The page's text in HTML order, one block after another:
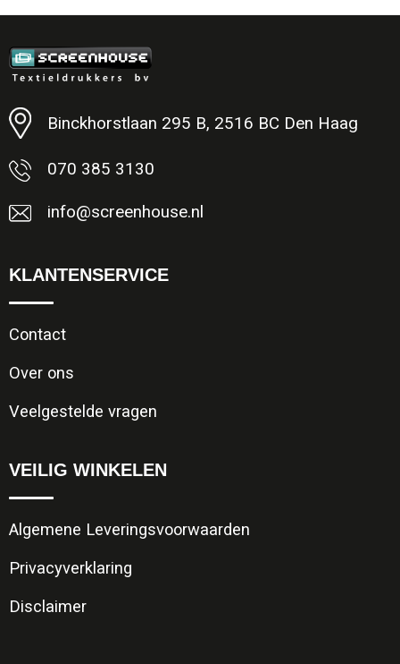
Minimale afname: 1
Binckhorstlaan 295 B, 2516 BC Den Haag
070 385 3130
info@screenhouse.nl
KLANTENSERVICE
Contact
Over ons
Veelgestelde vragen
VEILIG WINKELEN
Algemene Leveringsvoorwaarden
Privacyverklaring
Disclaimer